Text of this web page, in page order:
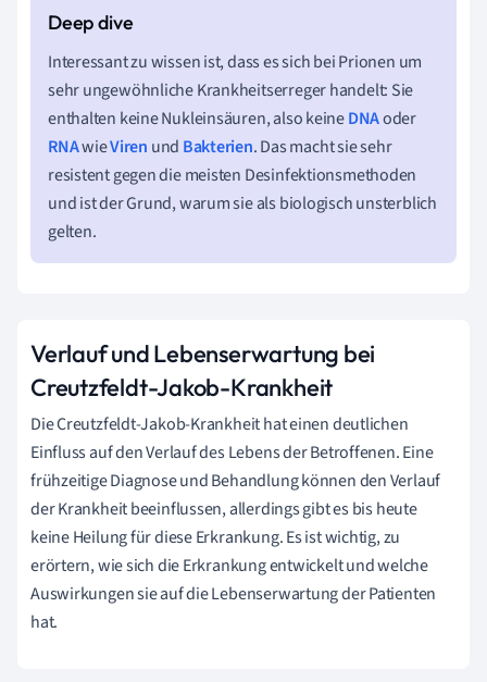
Interessant zu wissen ist, dass es sich bei Prionen um
sehr ungewöhnliche Krankheitserreger handelt: Sie
enthalten keine Nukleinsäuren, also keineDNAoder
RNAwieViren und Bakterien. Das macht sie sehr
resistent gegen die meisten Desinfektionsmethoden
und ist der Grund, warum sie als biologisch unsterblich
gelten.
Verlauf und Lebenserwartung bei
Creutzfeldt-Jakob-Krankheit
Die Creutzfeldt-Jakob-Krankheit hat einen deutlichen
Einfluss auf den Verlauf des Lebens der Betroffenen. Eine
frühzeitige Diagnose und Behandlung können den Verlauf
der Krankheit beeinflussen, allerdings gibt es bis heute
keine Heilung für diese Erkrankung. Es ist wichtig, zu
erörtern, wie sich die Erkrankung entwickelt und welche
Auswirkungen sie auf die Lebenserwartung der Patienten
hat.